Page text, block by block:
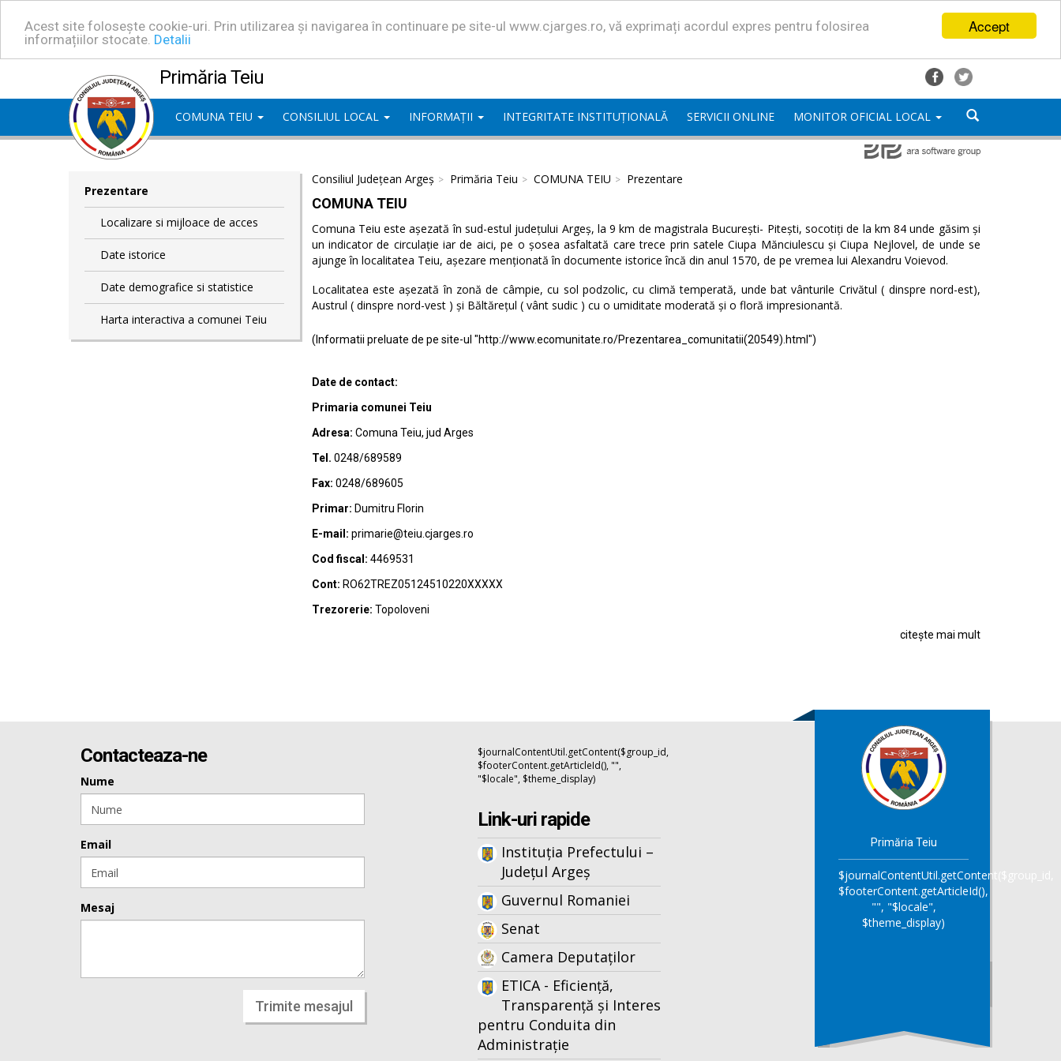
Accept
Acest site folosește cookie-uri. Prin utilizarea și navigarea în continuare pe site-ul www.cjarges.ro, vă exprimați acordul expres pentru folosirea
informațiilor stocate. Detalii
Primăria Teiu
COMUNA TEIU CONSILIUL LOCAL INFORMAȚII INTEGRITATE INSTITUȚIONALĂ SERVICII ONLINE MONITOR OFICIAL LOCAL
Prezentare
Localizare si mijloace de acces
Date istorice
Date demografice si statistice
Harta interactiva a comunei Teiu
Consiliul Județean Argeș Primăria Teiu COMUNA TEIU Prezentare
COMUNA TEIU
Comuna Teiu este așezată în sud-estul județului Argeș, la 9 km de magistrala București- Pitești, socotiți de la km 84 unde găsim și
un indicator de circulație iar de aici, pe o șosea asfaltată care trece prin satele Ciupa Mănciulescu și Ciupa Nejlovel, de unde se
ajunge în localitatea Teiu, așezare menționată în documente istorice încă din anul 1570, de pe vremea lui Alexandru Voievod.
Localitatea este așezată în zonă de câmpie, cu sol podzolic, cu climă temperată, unde bat vânturile Crivătul ( dinspre nord-est),
Austrul ( dinspre nord-vest ) și Băltărețul ( vânt sudic ) cu o umiditate moderată și o floră impresionantă.
(Informatii preluate de pe site-ul "http://www.ecomunitate.ro/Prezentarea_comunitatii(20549).html")
Date de contact:
Primaria comunei Teiu
Adresa: Comuna Teiu, jud Arges
Tel. 0248/689589
Fax: 0248/689605
Primar: Dumitru Florin
E-mail: primarie@teiu.cjarges.ro
Cod fiscal: 4469531
Cont: RO62TREZ05124510220XXXXX
Trezorerie: Topoloveni
citește mai mult
Contacteaza-ne
Nume
Email
Mesaj
Trimite mesajul
$journalContentUtil.getContent($group_id,
$footerContent.getArticleId(), "",
"$locale", $theme_display)
Link-uri rapide
Instituția Prefectului –
Județul Argeș
Guvernul Romaniei
Senat
Camera Deputaților
ETICA - Eficiență,
Transparență și Interes
pentru Conduita din
Administrație
Primăria Teiu
$journalContentUtil.getContent($group_id,
$footerContent.getArticleId(),
"", "$locale",
$theme_display)